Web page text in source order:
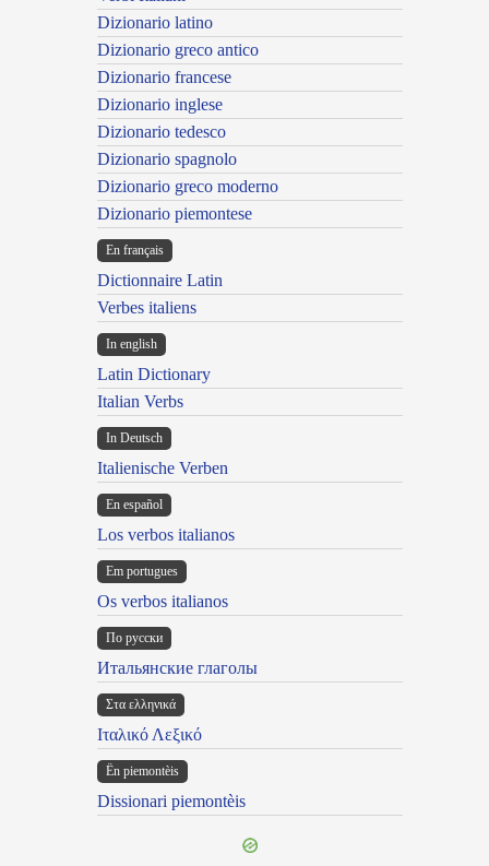
Dizionario latino
Dizionario greco antico
Dizionario francese
Dizionario inglese
Dizionario tedesco
Dizionario spagnolo
Dizionario greco moderno
Dizionario piemontese
En français
Dictionnaire Latin
Verbes italiens
In english
Latin Dictionary
Italian Verbs
In Deutsch
Italienische Verben
En español
Los verbos italianos
Em portugues
Os verbos italianos
По русски
Итальянские глаголы
Στα ελληνικά
Ιταλικό Λεξικό
Ën piemontèis
Dissionari piemontèis